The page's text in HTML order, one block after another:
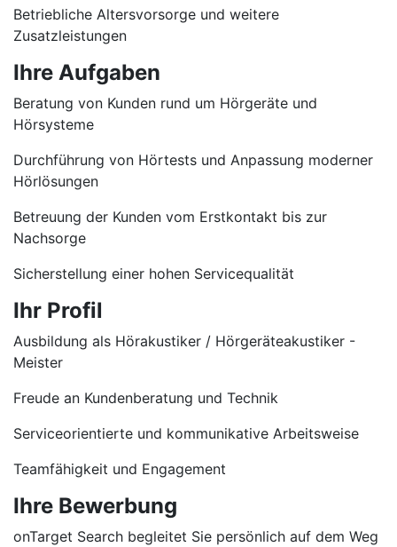
Betriebliche Altersvorsorge und weitere
Zusatzleistungen
Ihre Aufgaben
Beratung von Kunden rund um Hörgeräte und
Hörsysteme
Durchführung von Hörtests und Anpassung moderner
Hörlösungen
Betreuung der Kunden vom Erstkontakt bis zur
Nachsorge
Sicherstellung einer hohen Servicequalität
Ihr Profil
Ausbildung als Hörakustiker / Hörgeräteakustiker -
Meister
Freude an Kundenberatung und Technik
Serviceorientierte und kommunikative Arbeitsweise
Teamfähigkeit und Engagement
Ihre Bewerbung
onTarget Search begleitet Sie persönlich auf dem Weg